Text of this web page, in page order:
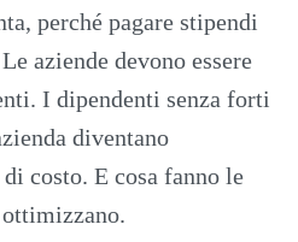
perché pagare stipendi
aziende devono essere
I dipendenti senza forti
diventano
costo. E cosa fanno le